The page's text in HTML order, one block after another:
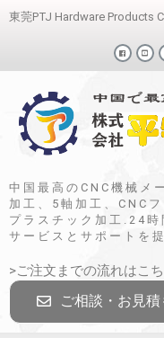
東莞PTJ Hardware Products
中国最高のCNC機械メ
加工、5軸加工、CNC
プラスチック加工.24
サービスとサポートを
>ご注文までの流れはこ
ご相談・お見積